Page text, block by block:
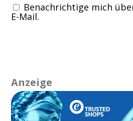
Benachrichtige mich
E-Mail.
Anzeige